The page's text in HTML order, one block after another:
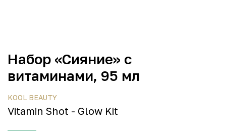
Набор «Сияние» с
витаминами, 95 мл
KOOL BEAUTY
Vitamin Shot - Glow Kit